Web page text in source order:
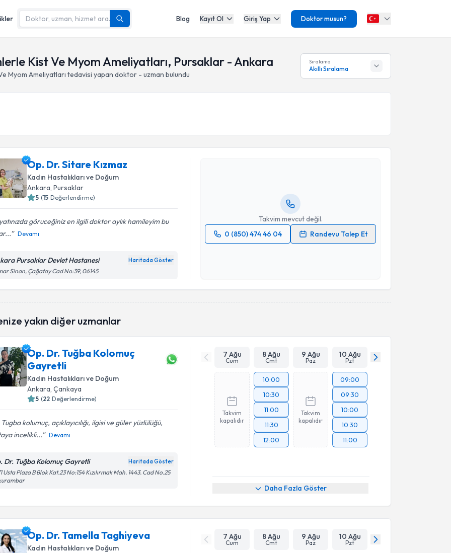
Blog Kayıt Ol Giriş Yap Doktor musun?
Kist Ve Myom Ameliyatları, Pursaklar - Ankara
Myom Ameliyatları tedavisi yapan doktor - uzman bulundu
Sıralama
Akıllı Sıralama
Op. Dr. Sitare Kızmaz
Kadın Hastalıkları ve Doğum
Ankara, Pursaklar
5 (15 Değerlendirme)
göruceğiniz en ilgili doktor aylık hamileyim bu
Devamı
Pursaklar Devlet Hastanesi Haritada Göster
Sinan, Çağatay Cad No:39, 06145
Takvim mevcut değil.
0 (850) 474 46 04
Randevu Talep Et
Op. Dr. Sitare Kızmaz
Takvim Talebini Gönder
yakın diğer uzmanlar
Op. Dr. Tuğba Kolomuç
Gayretli
Kadın Hastalıkları ve Doğum
Ankara, Çankaya
5 (22 Değerlendirme)
kolumuç, açıklayıcılığı, ilgisi ve güler yüzlülüğü,
incelikli...
Devamı
Dr. Tuğba Kolomuç Gayretli Haritada Göster
Usta Plaza B Blok Kat.23 No:154 Kızılırmak Mah. 1443. Cad No.25
7 Ağu
Cum
8 Ağu
Cmt
9 Ağu
Paz
10 Ağu
Pzt
Takvim
kapalıdır
10:00
10:30
11:00
11:30
12:00
Takvim
kapalıdır
09:00
09:30
10:00
10:30
11:00
Daha Fazla Göster
Op. Dr. Tamella Taghiyeva
Kadın Hastalıkları ve Doğum
7 Ağu
Cum
8 Ağu
Cmt
9 Ağu
Paz
10 Ağu
Pzt